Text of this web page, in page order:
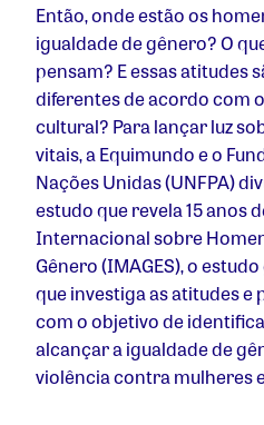
Então, onde estão os
igualdade de gênero? O
pensam? E essas atitudes
diferentes de acordo com
cultural? Para lançar luz
vitais, a Equimundo e o
Nações Unidas (UNFPA)
estudo que revela 15 anos
Internacional sobre
Gênero (IMAGES), o
que investiga as atitudes e
com o objetivo de
alcançar a igualdade de
violência contra mulheres